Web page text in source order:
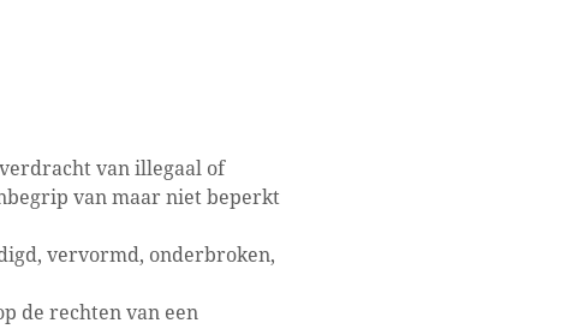
van illegaal of
van maar niet beperkt
vervormd, onderbroken,
de rechten van een